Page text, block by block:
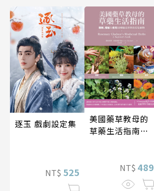
逐玉 戲劇設定集
NT$ 525
美國藥草教母的
草藥生活指南
NT$ 489